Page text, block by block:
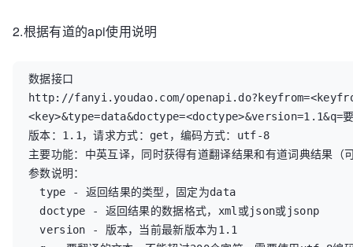
2.根据有道的api使用说明
数据接口
http://fanyi.youdao.com/
<key>&type=data&doctype=<doctype>&version=1.1&q=要
版本：1.1，请求方式：get，编码方式：utf-8
主要功能：中英互译，同时获得有道翻译结果和有道词典结果（
参数说明：
type - 返回结果的类型，固定为data
doctype - 返回结果的数据格式，xml或json或jsonp
version - 版本，当前最新版本为1.1